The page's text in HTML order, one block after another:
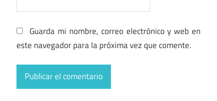
Guarda mi nombre, correo electrónico y web en
este navegador para la próxima vez que comente.